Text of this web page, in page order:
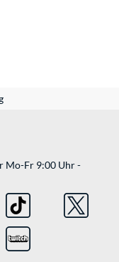
Mo-Fr 9:00 Uhr -